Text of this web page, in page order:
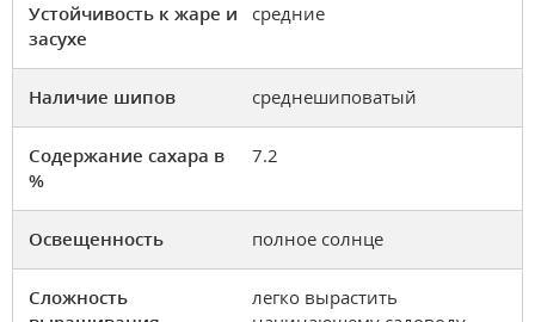
Устойчивость к жаре и
засухе
средние
Наличие шипов среднешиповатый
Содержание сахара в
%
7.2
Освещенность полное солнце
Сложность
легко вырастить